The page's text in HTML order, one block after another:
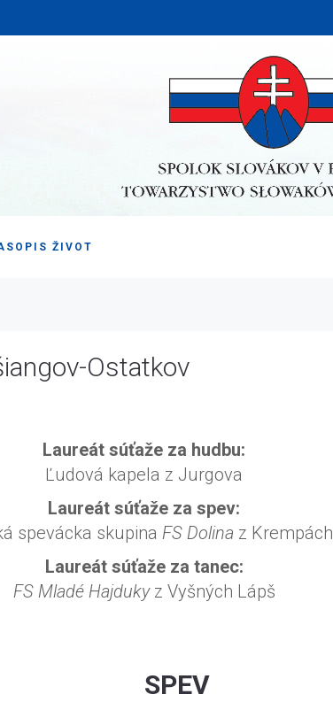
ŽIVOT
Ostatkov
Laureát súťaže za hudbu:
Ľudová kapela z Jurgova
Laureát súťaže za spev:
spevácka skupina FS Dolina z Krempách
Laureát súťaže za tanec:
FS Mladé Hajduky z Vyšných Lápš
SPEV